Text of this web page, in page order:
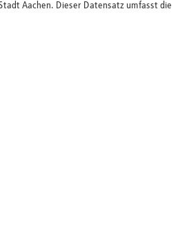
Aachen. Dieser Datensatz umfasst die